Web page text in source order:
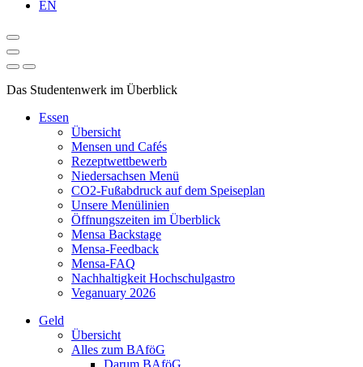
EN
Das Studentenwerk im Überblick
Essen
Übersicht
Mensen und Cafés
Rezeptwettbewerb
Niedersachsen Menü
CO2-Fußabdruck auf dem Speiseplan
Unsere Menülinien
Öffnungszeiten im Überblick
Mensa Backstage
Mensa-Feedback
Mensa-FAQ
Nachhaltigkeit Hochschulgastro
Veganuary 2026
Geld
Übersicht
Alles zum BAföG
Darum BAföG